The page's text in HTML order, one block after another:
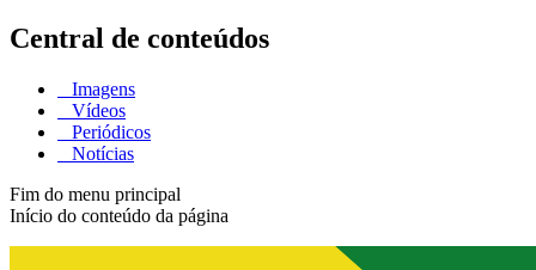
Central de conteúdos
Imagens
Vídeos
Periódicos
Notícias
Fim do menu principal
Início do conteúdo da página